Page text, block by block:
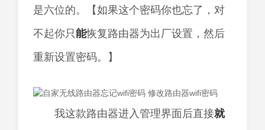
是六位的。【如果这个密码你也忘了，对
不起你只能恢复路由器为出厂设置，然后
重新设置密码。】
我这款路由器进入管理界面后直接就